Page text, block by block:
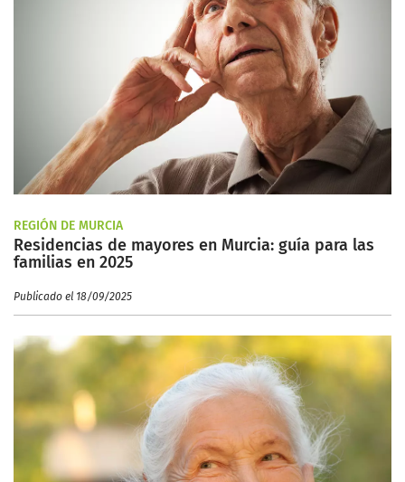
REGIÓN DE MURCIA
Residencias de mayores en Murcia: guía para las
familias en 2025
Publicado el 18/09/2025